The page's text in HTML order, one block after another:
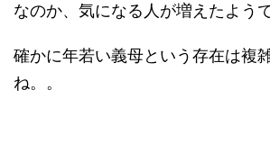
なのか、気になる人が増えたようで
確かに年若い義母という存在は複
ね。。